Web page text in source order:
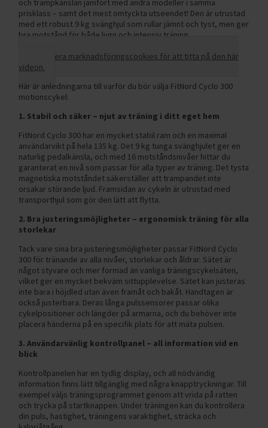
prisklass – samt det mest omtyckta utseendet! Den är utrustad
med ett robust 9 kg svänghjul som rullar jämnt och tyst, men ger
bra motstånd för både lugn och intensiv träning.
Acceptera marknadsföringscookies för att titta på den här
videon.
Här är anledningarna till varför du bör välja FitNord Cyclo 300
motionscykel:
1. Stabil och säker – njut av träning i ditt eget hem
FitNord Cyclo 300 har en mycket stabil ram och en maximal
användarvikt på hela 135 kg. Det 9 kg tunga svänghjulet ger en
naturlig pedalkänsla, och med 16 motståndsnivåer hittar du
garanterat en nivå som passar för alla typer av träning. Det tysta
magnetiska motståndet säkerställer att trampandet inte
orsakar störande ljud. Framsidan av cykeln är utrustad med
transporthjul som gör den lätt att flytta.
2. Bra justeringsmöjligheter – ergonomisk träning för alla
storlekar
Tack vare sina bra justeringsmöjligheter passar FitNord Cyclo
300 för tränande av alla nivåer, storlekar och åldrar. Sätet är
något styvare och mer formad än vanliga träningscykelsäten,
vilket ger en mycket bekväm sittupplevelse. Sätet kan justeras
inte bara i höjdled utan även framåt och bakåt. Handtagen är
också justerbara. Deras långa pulssensorer passar olika
cykelpositioner och längder på armarna, och du behöver inte
placera händerna på en specifik plats för att mäta pulsen.
3. Användarvänlig kontrollpanel – all information vid en
blick
Kontrollpanelen har en tydlig display, och all nödvändig
information finns lätt tillgänglig med några knapptryckningar. Till
exempel väljs träningsprogrammet genom att vrida på ratten
och trycka på startknappen. Under träningen kan du kontrollera
din puls, hastighet, träningens varaktighet, sträcka och